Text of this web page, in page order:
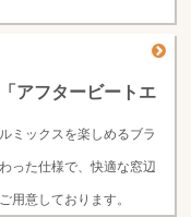
アフタービートエ
ミックスを楽しめるブラ
った仕様で、快適な窓辺
用意しております。